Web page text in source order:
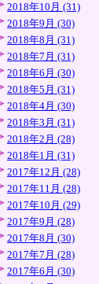
2018年10月 (31)
2018年9月 (30)
2018年8月 (31)
2018年7月 (31)
2018年6月 (30)
2018年5月 (31)
2018年4月 (30)
2018年3月 (31)
2018年2月 (28)
2018年1月 (31)
2017年12月 (28)
2017年11月 (28)
2017年10月 (29)
2017年9月 (28)
2017年8月 (30)
2017年7月 (28)
2017年6月 (30)